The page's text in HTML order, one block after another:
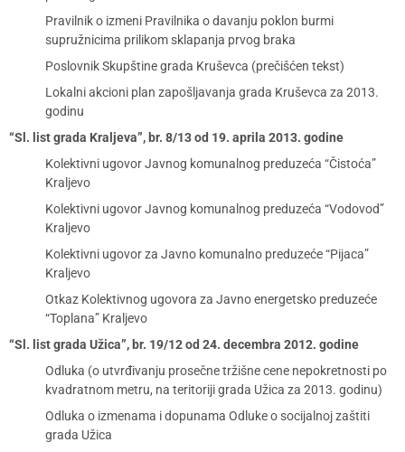
Pravilnik o izmeni Pravilnika o davanju poklon burmi
supružnicima prilikom sklapanja prvog braka
Poslovnik Skupštine grada Kruševca (prečišćen tekst)
Lokalni akcioni plan zapošljavanja grada Kruševca za 2013.
godinu
“Sl. list grada Kraljeva”, br. 8/13 od 19. aprila 2013. godine
Kolektivni ugovor Javnog komunalnog preduzeća “Čistoća”
Kraljevo
Kolektivni ugovor Javnog komunalnog preduzeća “Vodovod”
Kraljevo
Kolektivni ugovor za Javno komunalno preduzeće “Pijaca”
Kraljevo
Otkaz Kolektivnog ugovora za Javno energetsko preduzeće
“Toplana” Kraljevo
“Sl. list grada Užica”, br. 19/12 od 24. decembra 2012. godine
Odluka (o utvrđivanju prosečne tržišne cene nepokretnosti po
kvadratnom metru, na teritoriji grada Užica za 2013. godinu)
Odluka o izmenama i dopunama Odluke o socijalnoj zaštiti
grada Užica